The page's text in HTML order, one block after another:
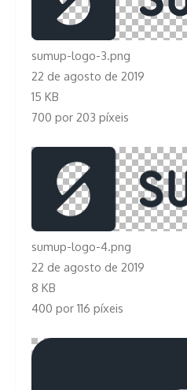
sumup-logo-3.png
22 de agosto de 2019
15 KB
700 por 203 píxeis
sumup-logo-4.png
22 de agosto de 2019
8 KB
400 por 116 píxeis